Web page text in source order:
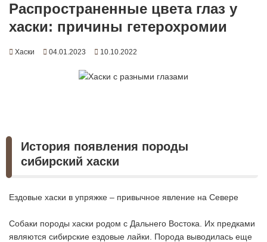
Распространенные цвета глаз у
хаски: причины гетерохромии
Хаски 04.01.2023 10.10.2022
История появления породы
сибирский хаски
Ездовые хаски в упряжке – привычное явление на Севере
Собаки породы хаски родом с Дальнего Востока. Их предками
являются сибирские ездовые лайки. Порода выводилась еще